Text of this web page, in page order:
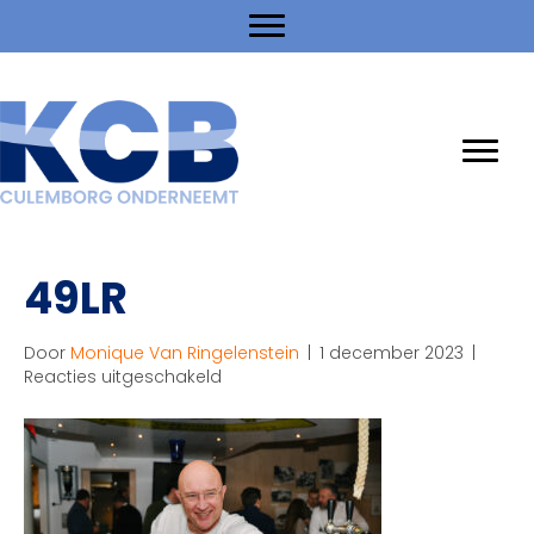
49LR
Door Monique Van Ringelenstein | 1 december 2023 |
Reacties uitgeschakeld